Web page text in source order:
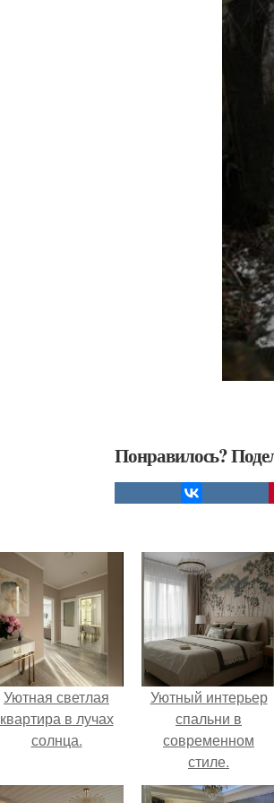
Понравилось?
Уютная светлая
квартира в лучах
солнца.
Уютный интерьер
спальни в
современном
стиле.